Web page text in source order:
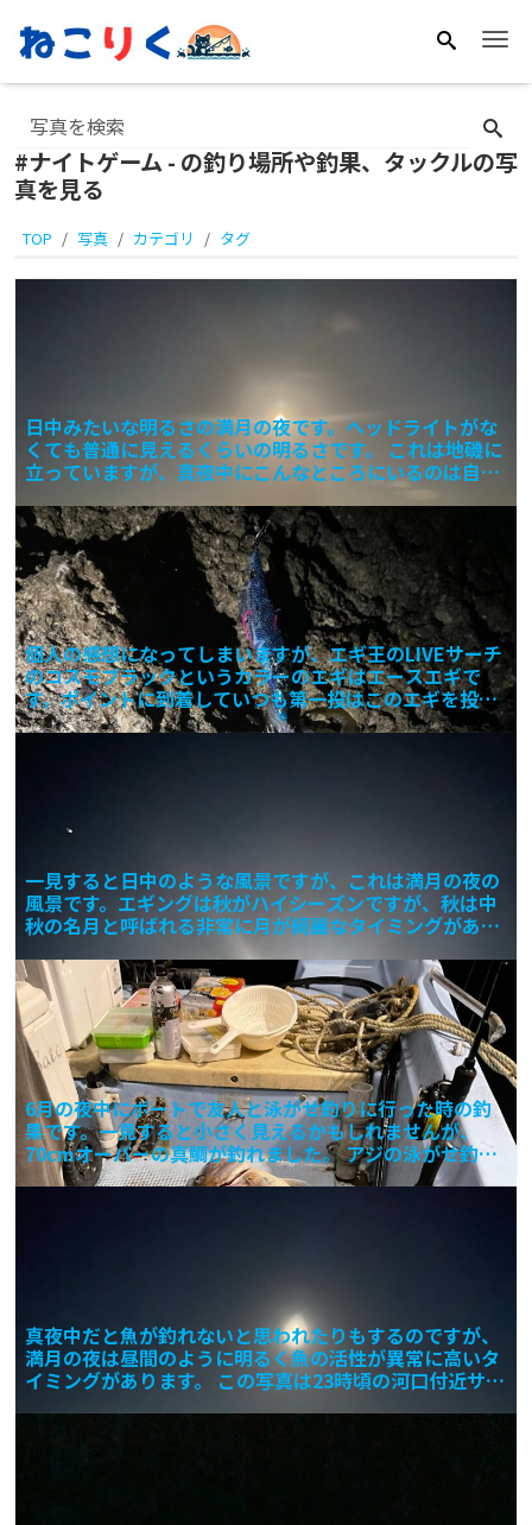
#ナイトゲーム - の釣り場所や釣果、タックルの写
真を見る
TOP 写真 カテゴリ タグ
日中みたいな明るさの満月の夜です。ヘッドライトがな
くても普通に見えるくらいの明るさです。 これは地磯に
立っていますが、真夜中にこんなところにいるのは自分
個人の感想になってしまいますが、エギ王のLIVEサーチ
のコスモブラックというカラーのエギはエースエギで
す。ポイントに到着していつも第一投はこのエギを投げ
ることに
一見すると日中のような風景ですが、これは満月の夜の
風景です。エギングは秋がハイシーズンですが、秋は中
秋の名月と呼ばれる非常に月が綺麗なタイミングがあり
6月の夜中にボートで友人と泳がせ釣りに行った時の釣
果です。一見すると小さく見えるかもしれませんが、
70cmオーバーの真鯛が釣れました。 アジの泳がせ釣り
での釣果
真夜中だと魚が釣れないと思われたりもするのですが、
満月の夜は昼間のように明るく魚の活性が異常に高いタ
イミングがあります。 この写真は23時頃の河口付近サー